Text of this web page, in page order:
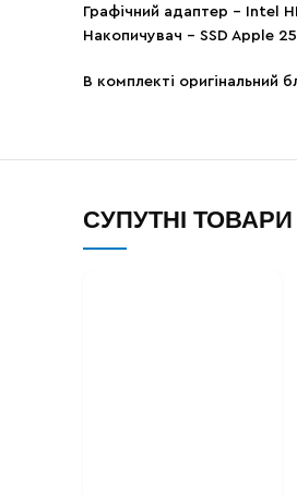
Графічний адаптер – Intel
Накопичувач – SSD Apple
В комплекті оригінальний
СУПУТНІ ТОВАРИ